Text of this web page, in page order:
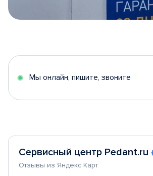
5
Мы онлайн, пишите, звоните
Сервисный центр Pedant.ru
Отзывы из Яндекс Карт